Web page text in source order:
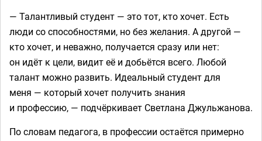
— Талантливый студент — это тот, кто хочет. Есть
люди со способностями, но без желания. А другой —
кто хочет, и неважно, получается сразу или нет:
он идёт к цели, видит её и добьётся всего. Любой
талант можно развить. Идеальный студент для
меня — который хочет получить знания
и профессию, — подчёркивает Светлана Джульжанова.
По словам педагога, в профессии остаётся примерно